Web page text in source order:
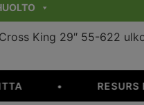
King 29″ 55-622
RESURS